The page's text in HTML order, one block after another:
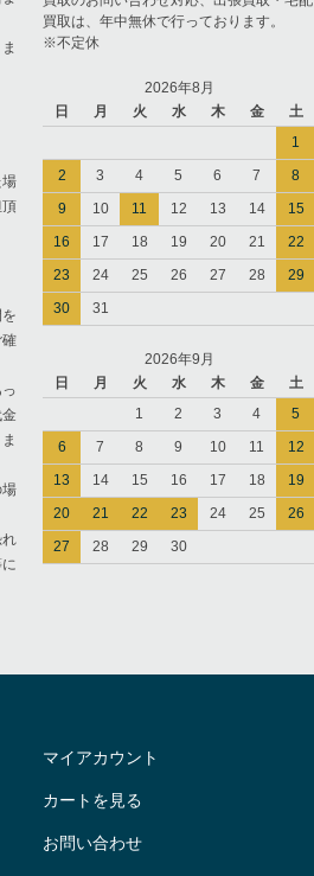
買取は、年中無休で行っております。
※不定休
2026年8月
日
月 火 水 木 金
土
1
2
3 4 5 6 7
8
9
10 11 12 13 14
15
16
17 18 19 20 21
22
23
24 25 26 27 28
29
30
31
2026年9月
日
月 火 水 木 金
土
1
2 3 4
5
6
7 8 9 10 11
12
13
14 15 16 17 18
19
20
21 22 23 24 25
26
27
28 29 30
マイアカウント
カートを見る
お問い合わせ